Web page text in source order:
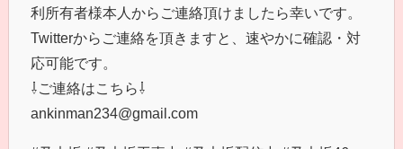
利所有者様本人からご連絡頂けましたら幸いです。
Twitterからご連絡を頂きますと、速やかに確認・対
応可能です。
⇩ご連絡はこちら⇩
ankinman234@gmail.com